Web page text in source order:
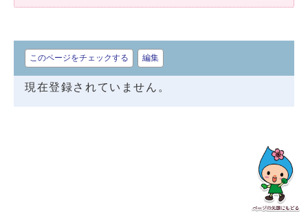
このページをチェックする 編集
現在登録されていません。